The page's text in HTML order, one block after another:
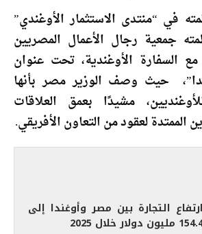
في “منتدى الاستثمار الأوغندي”
جمعية رجال الأعمال المصريين
مع السفارة الأوغندية، تحت عنوان
حيث وصف الوزير مصر بأنها
مشيدًا بعمق العلاقات
الممتدة لعقود من التعاون الأفريقي.
ارتفاع التجارة بين مصر وأوغندا إلى
مليون دولار خلال 2025